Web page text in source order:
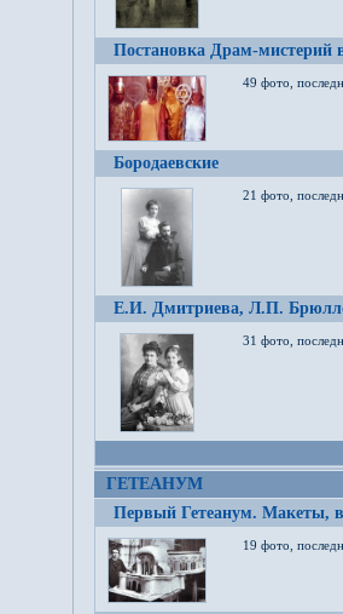
Постановка Драм-мистерий
49 фото,
Бородаевские
21 фото,
Е.И. Дмитриева, Л.П.
31 фото,
ГЕТЕАНУМ
Первый Гетеанум. Макеты,
19 фото,